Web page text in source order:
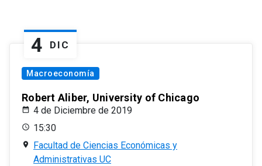
4 DIC
Macroeconomía
Robert Aliber, University of Chicago
4 de Diciembre de 2019
15:30
Facultad de Ciencias Económicas y
Administrativas UC